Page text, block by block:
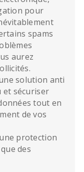
pour
spams
aurez
solution anti
et sécuriser
tout en
de vos
protection
des